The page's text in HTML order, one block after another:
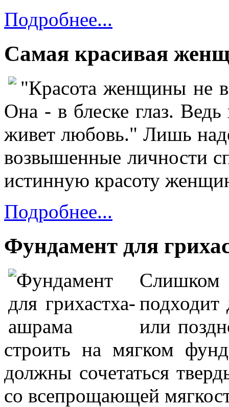
Подробнее...
Самая красивая
"Красота женщины не
Она - в блеске глаз. Ведь
живет любовь." Лишь
возвышенные личности
истинную красоту
Подробнее...
Фундамент для
подходит
или
строить на мягком
должны сочетаться
со всепрощающей